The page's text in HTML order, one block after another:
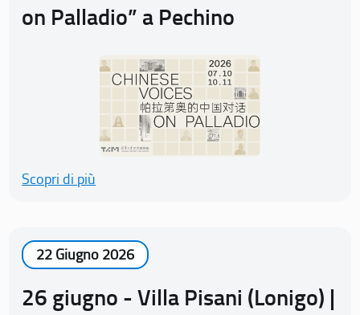
on Palladio” a Pechino
Scopri di più
22 Giugno 2026
26 giugno - Villa Pisani (Lonigo) |